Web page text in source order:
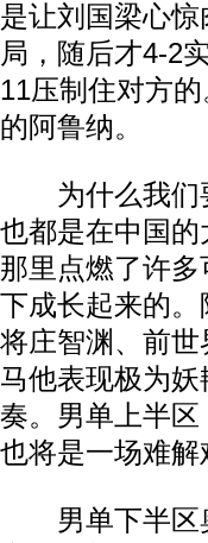
是让刘国梁心
局，随后才4-2
11压制住对方
的阿鲁纳。
为什么我们要
也都是在中国
那里点燃了许
下成长起来的
将庄智渊、前
马他表现极为
奏。男单上半
也将是一场难解
男单下半区奥